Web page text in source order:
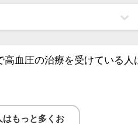
高血圧の治療を受けている人
もっと多くお